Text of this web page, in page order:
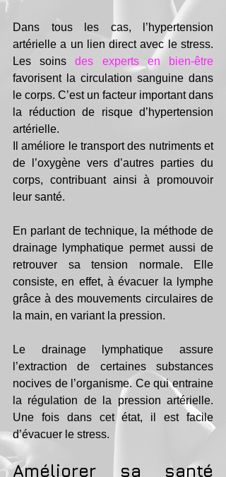
Dans tous les cas, l’hypertension
artérielle a un lien direct avec le stress.
Les
soins des experts en bien-être
favorisent la circulation sanguine dans
le corps. C’est un facteur important dans
la réduction de risque d’hypertension
artérielle.
Il améliore le transport des nutriments et
de l’oxygène vers d’autres parties du
corps, contribuant ainsi à promouvoir
leur santé.
En parlant de technique, la méthode de
drainage lymphatique permet aussi de
retrouver sa tension normale. Elle
consiste, en effet, à évacuer la lymphe
grâce à des mouvements circulaires de
la main, en variant la pression.
Le drainage lymphatique assure
l’extraction de certaines substances
nocives de l’organisme. Ce qui entraine
la régulation de la pression artérielle.
Une fois dans cet état, il est facile
d’évacuer le stress.
Améliorer sa santé